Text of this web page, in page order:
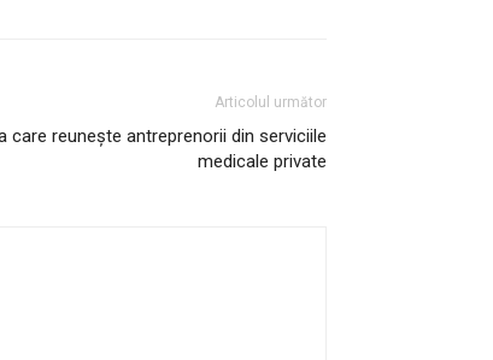
Articolul următor
care reunește antreprenorii din serviciile
medicale private